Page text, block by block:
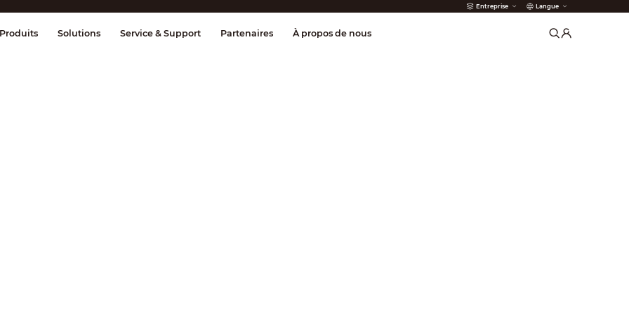
Entreprise Langue
& Contrôle Transmission Détection incendie
Produits Solutions Service & Support Partenaires À propos de nous